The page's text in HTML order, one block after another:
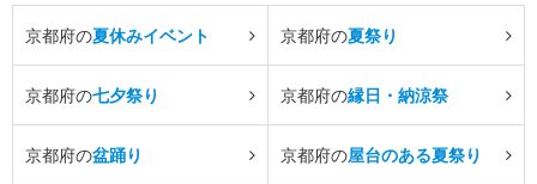
京都府の夏休みイベント 京都府の夏祭り
京都府の七夕祭り 京都府の縁日・納涼祭
京都府の盆踊り 京都府の屋台のある夏祭り